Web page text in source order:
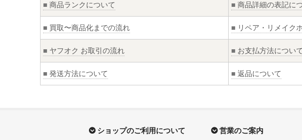
■ 商品ランクについて ■ 商品詳細の表記に
■ 買取〜商品化までの流れ ■ リペア・リメイク
■ ヤフオク お取引の流れ ■ お支払方法について
■ 発送方法について ■ 返品について
ショップのご利用について 営業のご案内